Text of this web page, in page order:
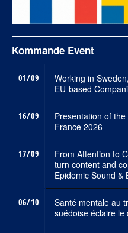
Kommande Event
01/09
Working in
EU-based
16/09
Presentation of
France 2026
17/09
From Attention to
turn content and
Epidemic Sound &
06/10
Santé mentale au
suédoise éclaire le